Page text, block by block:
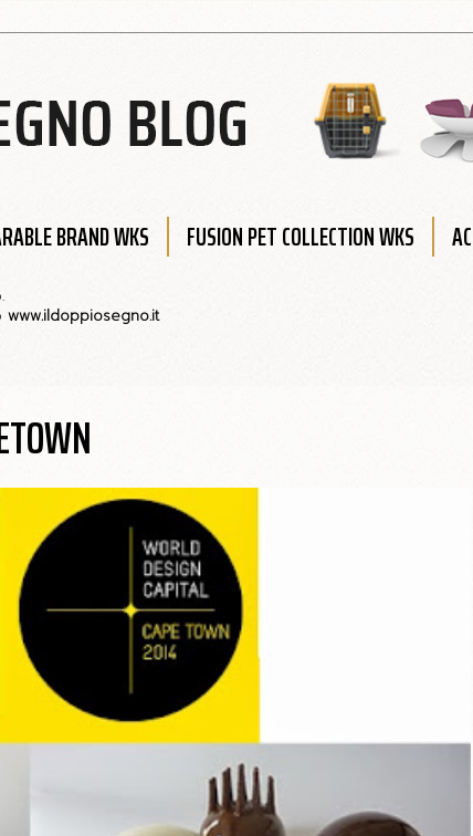
BRAND WKS FUSION PET COLLECTION WKS
www.ildoppiosegno.it